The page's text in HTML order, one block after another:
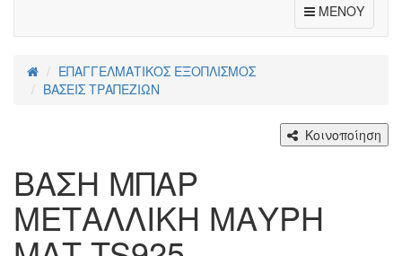
ΜΕΝΟΥ
ΕΠΑΓΓΕΛΜΑΤΙΚΟΣ ΕΞΟΠΛΙΣΜΟΣ
ΒΑΣΕΙΣ ΤΡΑΠΕΖΙΩΝ
Κοινοποίηση
ΒΑΣΗ ΜΠΑΡ
ΜΕΤΑΛΛΙΚΗ ΜΑΥΡΗ